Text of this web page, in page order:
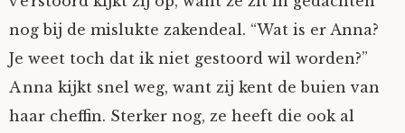
Clarity
Diderod
nog bij de mislukte zakendeal. “Wat is er Anna?
Je weet toch dat ik niet gestoord wil worden?”
Anna kijkt snel weg, want zij kent de buien van
haar cheffin. Sterker nog, ze heeft die ook al